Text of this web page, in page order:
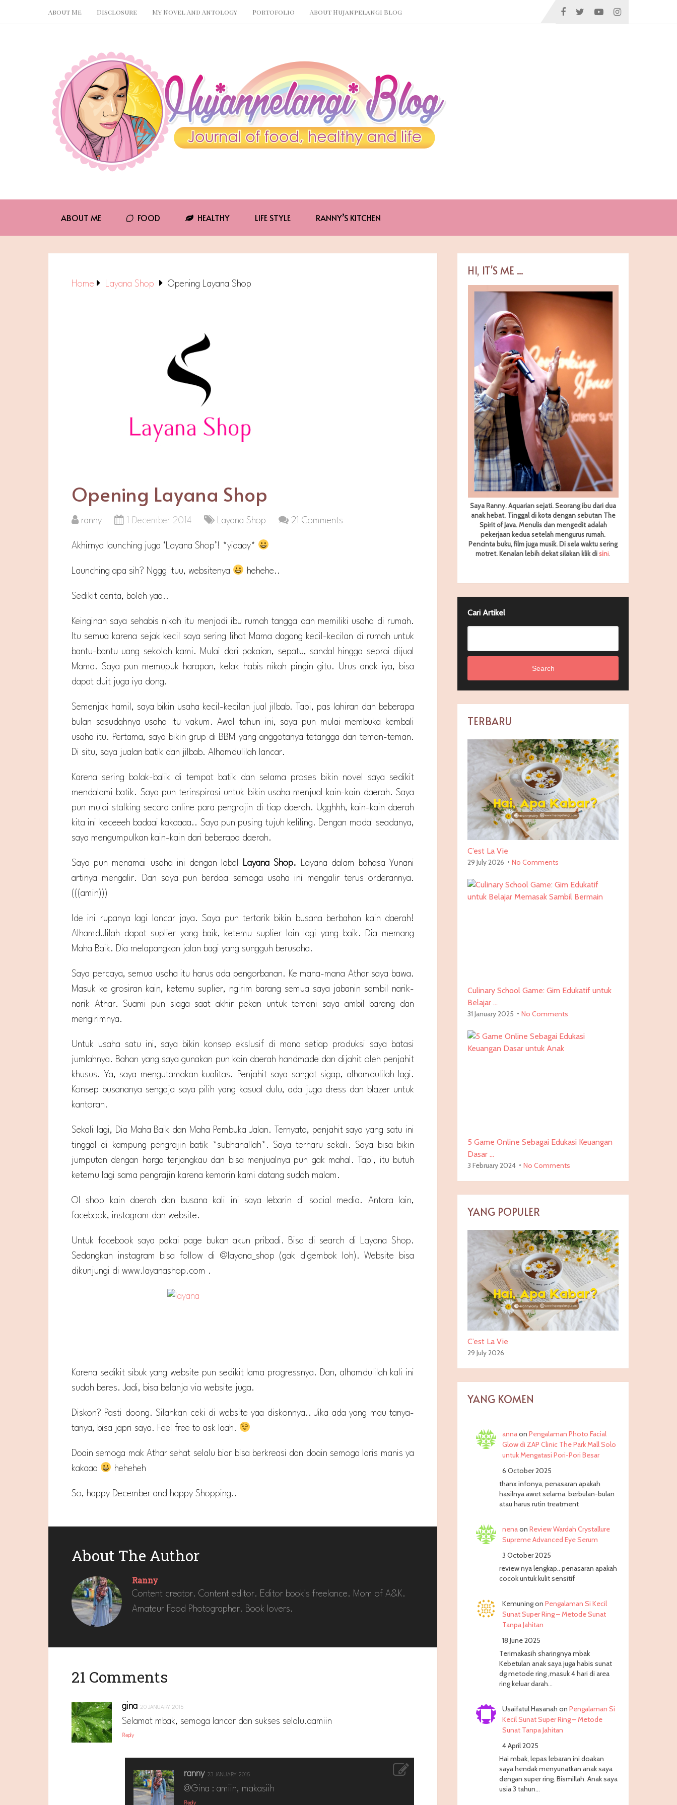
About Me Disclosure My Novel And Antology Portofolio About Hujanpelangi Blog
ABOUT ME FOOD HEALTHY LIFE STYLE RANNY’S KITCHEN
Home Layana Shop Opening Layana Shop
Opening Layana Shop
ranny 1 December 2014 Layana Shop 21 Comments
Akhirnya launching juga ‘Layana Shop’! *yiaaay*
Launching apa sih? Nggg ituu, websitenya hehehe..
Sedikit cerita, boleh yaa..
Keinginan saya sehabis nikah itu menjadi ibu rumah tangga dan memiliki usaha di rumah.
Itu semua karena sejak kecil saya sering lihat Mama dagang kecil-kecilan di rumah untuk
bantu-bantu uang sekolah kami. Mulai dari pakaian, sepatu, sandal hingga seprai dijual
Mama. Saya pun memupuk harapan, kelak habis nikah pingin gitu. Urus anak iya, bisa
dapat duit juga iya dong.
Semenjak hamil, saya bikin usaha kecil-kecilan jual jilbab. Tapi, pas lahiran dan beberapa
bulan sesudahnya usaha itu vakum. Awal tahun ini, saya pun mulai membuka kembali
usaha itu. Pertama, saya bikin grup di BBM yang anggotanya tetangga dan teman-teman.
Di situ, saya jualan batik dan jilbab. Alhamdulilah lancar.
Karena sering bolak-balik di tempat batik dan selama proses bikin novel saya sedikit
mendalami batik. Saya pun terinspirasi untuk bikin usaha menjual kain-kain daerah. Saya
pun mulai stalking secara online para pengrajin di tiap daerah. Ugghhh, kain-kain daerah
kita ini keceeeh badaai kakaaaa.. Saya pun pusing tujuh keliling. Dengan modal seadanya,
saya mengumpulkan kain-kain dari beberapa daerah.
Saya pun menamai usaha ini dengan label Layana Shop. Layana dalam bahasa Yunani
artinya mengalir. Dan saya pun berdoa semoga usaha ini mengalir terus orderannya.
(((amin)))
Ide ini rupanya lagi lancar jaya. Saya pun tertarik bikin busana berbahan kain daerah!
Alhamdulilah dapat suplier yang baik, ketemu suplier lain lagi yang baik. Dia memang
Maha Baik. Dia melapangkan jalan bagi yang sungguh berusaha.
Saya percaya, semua usaha itu harus ada pengorbanan. Ke mana-mana Athar saya bawa.
Masuk ke grosiran kain, ketemu suplier, ngirim barang semua saya jabanin sambil narik-
narik Athar. Suami pun siaga saat akhir pekan untuk temani saya ambil barang dan
mengirimnya.
Untuk usaha satu ini, saya bikin konsep ekslusif di mana setiap produksi saya batasi
jumlahnya. Bahan yang saya gunakan pun kain daerah handmade dan dijahit oleh penjahit
khusus. Ya, saya mengutamakan kualitas. Penjahit saya sangat sigap, alhamdulilah lagi.
Konsep busananya sengaja saya pilih yang kasual dulu, ada juga dress dan blazer untuk
kantoran.
Sekali lagi, Dia Maha Baik dan Maha Pembuka Jalan. Ternyata, penjahit saya yang satu ini
tinggal di kampung pengrajin batik *subhanallah*. Saya terharu sekali. Saya bisa bikin
jumputan dengan harga terjangkau dan bisa menjualnya pun gak mahal. Tapi, itu butuh
ketemu lagi sama pengrajin karena kemarin kami datang sudah malam.
Ol shop kain daerah dan busana kali ini saya lebarin di social media. Antara lain,
facebook, instagram dan website.
Untuk facebook saya pakai page bukan akun pribadi. Bisa di search di Layana Shop.
Sedangkan instagram bisa follow di @layana_shop (gak digembok loh). Website bisa
dikunjungi di www.layanashop.com .
Karena sedikit sibuk yang website pun sedikit lama progressnya. Dan, alhamdulilah kali ini
sudah beres. Jadi, bisa belanja via website juga.
Diskon? Pasti doong. Silahkan ceki di website yaa diskonnya.. Jika ada yang mau tanya-
tanya, bisa japri saya. Feel free to ask laah.
Doain semoga mak Athar sehat selalu biar bisa berkreasi dan doain semoga laris manis ya
kakaaa
heheheh
So, happy December and happy Shopping..
About The Author
Ranny
Content creator. Content editor. Editor book's freelance. Mom of A&K.
Amateur Food Photographer. Book lovers.
21 Comments
gina 20 JANUARY 2015
Selamat mbak, semoga lancar dan sukses selalu.aamiin
Reply
ranny 23 JANUARY 2015
@Gina : amiin, makasiih
Reply
HI, IT'S ME ...
Saya Ranny. Aquarian sejati. Seorang ibu dari dua
anak hebat. Tinggal di kota dengan sebutan The
Spirit of Java. Menulis dan mengedit adalah
pekerjaan kedua setelah mengurus rumah.
Pencinta buku, film juga musik. Di sela waktu sering
motret.Kenalan lebih dekat silakan klik disini
Cari Artikel
Search
TERBARU
C’est La Vie
29 July 2026 No Comments
Culinary School Game: Gim Edukatif untuk
Belajar …
31 January 2025 No Comments
5 Game Online Sebagai Edukasi Keuangan
Dasar …
3 February 2024 No Comments
YANG POPULER
C’est La Vie
29 July 2026
YANG KOMEN
annaonPengalaman Photo Facial
Glow di ZAP Clinic The Park Mall Solo
untuk Mengatasi Pori-Pori Besar
6 October 2025
thanx infonya, penasaran apakah
hasilnya awet selama. berbulan-bulan
atau harus rutin treatment
nenaonReview Wardah Crystallure
Supreme Advanced Eye Serum
3 October 2025
review nya lengkap.. penasaran apakah
cocok untuk kulit sensitif
KemuningonPengalaman Si Kecil
Sunat Super Ring – Metode Sunat
Tanpa Jahitan
18 June 2025
Terimakasih sharingnya mbak
Kebetulan anak saya juga habis sunat
dg metode ring ,masuk 4 hari di area
ring keluar darah…
Usaifatul Hasanah onPengalaman Si
Kecil Sunat Super Ring – Metode
Sunat Tanpa Jahitan
4 April 2025
Hai mbak, lepas lebaran ini doakan
saya hendak menyunatkan anak saya
dengan super ring. Bismillah. Anak saya
usia 3 tahun…